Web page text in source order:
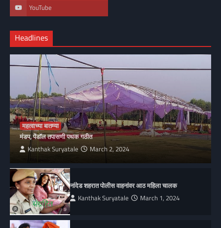
YouTube
Headlines
महत्वाच्या बातम्या
मंडप, पेंडॉल तपासणी पथक गठीत
Kanthak Suryatale March 2, 2024
नांदेड शहरात पोलीस वाहनांवर आठ महिला चालक
Kanthak Suryatale March 1, 2024